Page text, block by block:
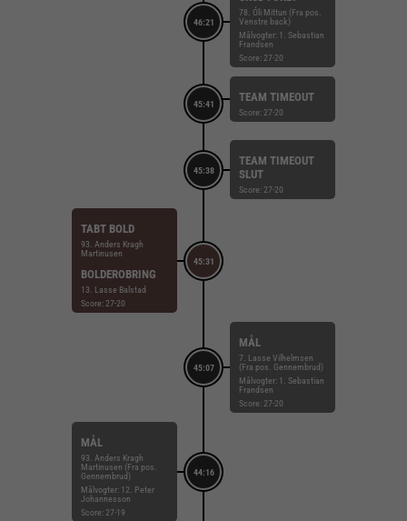
46:21
78. Óli Mittun (Fra pos.
Venstre back)
Målvogter: 1. Sebastian
Frandsen
Score: 27-20
45:41
TEAM TIMEOUT
Score: 27-20
45:38
TEAM TIMEOUT
SLUT
Score: 27-20
45:31
TABT BOLD
93. Anders Kragh
Martinusen
BOLDEROBRING
13. Lasse Balstad
Score: 27-20
45:07
MÅL
7. Lasse Vilhelmsen
(Fra pos. Gennembrud)
Målvogter: 1. Sebastian
Frandsen
Score: 27-20
44:16
MÅL
93. Anders Kragh
Martinusen (Fra pos.
Gennembrud)
Målvogter: 12. Peter
Johannesson
Score: 27-19